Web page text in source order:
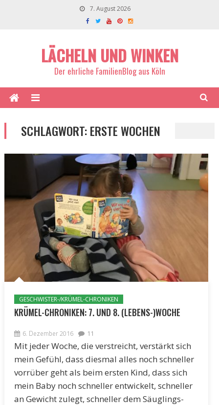
7. August 2026
LÄCHELN UND WINKEN
Der ehrliche FamilienBlog aus Köln
SCHLAGWORT:ERSTE WOCHEN
GESCHWISTER-/KRÜMEL-CHRONIKEN
KRÜMEL-CHRONIKEN: 7. UND 8. (LEBENS-)WOCHE
6. Dezember 2016 11
Mit jeder Woche, die verstreicht, verstärkt sich
mein Gefühl, dass diesmal alles noch schneller
vorrüber geht als beim ersten Kind, dass sich
mein Baby noch schneller entwickelt, schneller
an Gewicht zulegt, schneller dem Säuglings-